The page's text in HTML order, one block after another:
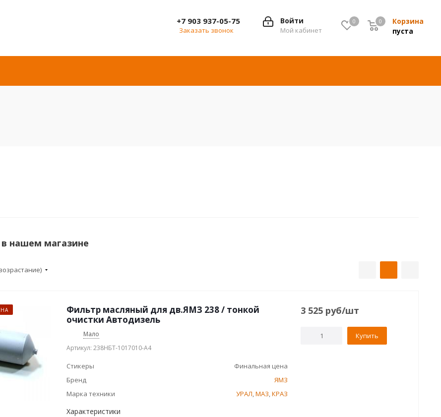
0 Корзина
0
пуста
0
Войти
Мой кабинет
+7 903 937-05-75
Заказать звонок
нашем магазине
Фильтр масляный для дв.ЯМЗ 238 / тонкой
очистки Автодизель
Мало
Артикул: 238НБТ-1017010-А4
Стикеры
Финальная цена
Бренд
ЯМЗ
Марка техники
УРАЛ,МАЗ,КРАЗ
Характеристики
3 525 руб/шт
Купить